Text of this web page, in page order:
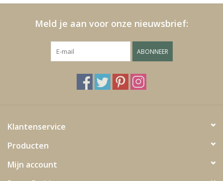
Kleden
Tuinmeubels en deco
Meld je aan voor onze nieuwsbrief:
ABONNEER
Klantenservice
Producten
Mijn account